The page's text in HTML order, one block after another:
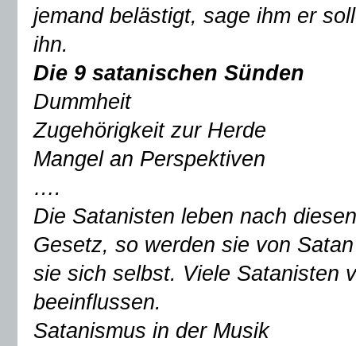
jemand belästigt, sage ihm er
ihn.
Die 9 satanischen Sünden
Dummheit
Zugehörigkeit zur Herde
Mangel an Perspektiven
….
Die Satanisten leben nach
Gesetz, so werden sie von
sie sich selbst. Viele Satanisten
beeinflussen.
Satanismus in der Musik